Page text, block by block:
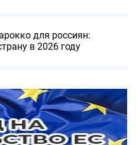
для россиян:
в 2026 году